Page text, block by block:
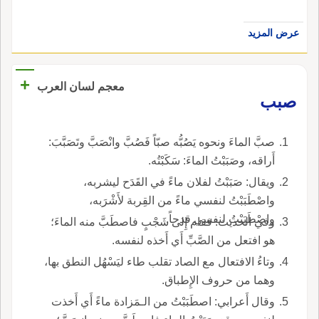
عرض المزيد
معجم لسان العرب
+
صبب
صبَّ الماءَ ونحوه يَصُبُّه صبّاً فَصُبَّ وانْصَبَّ وتَصَبَّبَ:
أَراقه، وصَبَبْتُ الماءَ: سَكَبْتُه.
ويقال: صَبَبْتُ لفلان ماءً في القَدَح ليشربه،
واصْطَبَبْتُ لنفسي ماءً من القِربة لأَشْرَبه،
واصْطَبَبْتُ لنفسي قدحاً.
وفي الحديث: فقام إِلى شَجْبٍ فاصطَبَّ منه الماءَ؛
هو افتعل من الصَّبِّ أَي أَخذه لنفسه.
وتاءُ الافتعال مع الصاد تقلب طاء ليَسْهُل النطق بها،
وهما من حروف الإِطباق.
وقال أَعرابي: اصطَبَبْتُ من الـمَزادة ماءً أَي أَخذت